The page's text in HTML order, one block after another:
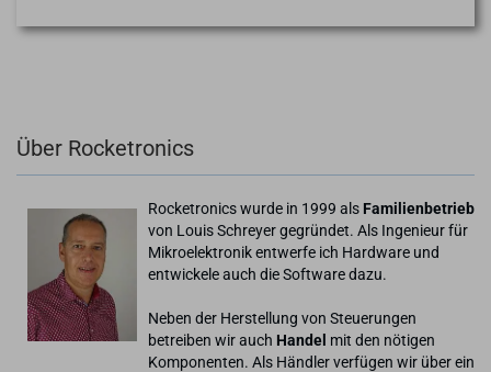
Über Rocketronics
Rocketronics wurde in 1999 als Familienbetrieb
von Louis Schreyer gegründet. Als Ingenieur für
Mikroelektronik entwerfe ich Hardware und
entwickele auch die Software dazu.
Neben der Herstellung von Steuerungen
betreiben wir auch Handel mit den nötigen
Komponenten. Als Händler verfügen wir über ein